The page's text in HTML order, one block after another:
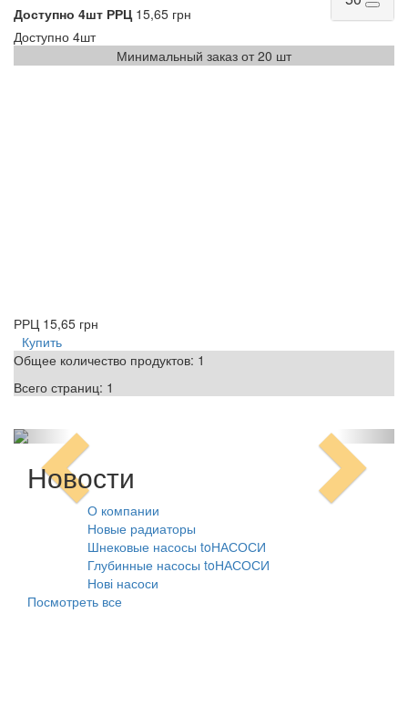
Доступно 4шт РРЦ15,65 грн
Доступно 4шт
Минимальный заказ от 20 шт
РРЦ 15,65 грн
Купить
Общее количество продуктов: 1
Всего страниц: 1
Новости
О компании
Новые радиаторы
Шнековые насосы toНАСОСИ
Глубинные насосы toНАСОСИ
Нові насоси
Посмотреть все